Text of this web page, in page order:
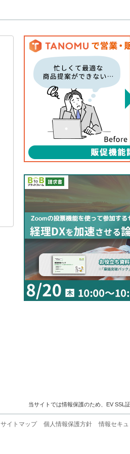
当サイトでは情報保護のため、EV SSL
サイトマップ 個人情報保護方針 情報セキ